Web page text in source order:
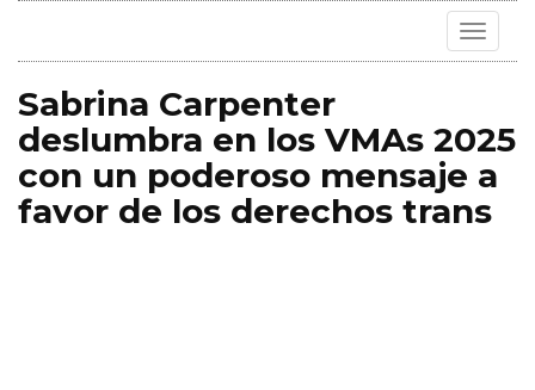
Toggle
Sabrina Carpenter
deslumbra en los VMAs 2025
con un poderoso mensaje a
favor de los derechos trans